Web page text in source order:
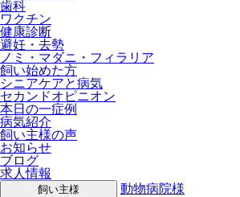
歯科
ワクチン
健康診断
避妊・去勢
ノミ・マダニ・フィラリア
飼い始めた方
シニアケアと病気
セカンドオピニオン
本日の一症例
病気紹介
飼い主様の声
お知らせ
ブログ
求人情報
飼い主様
動物病院様